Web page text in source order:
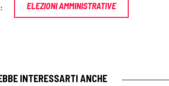
ELEZIONI AMMINISTRATIVE
INTERESSARTI ANCHE